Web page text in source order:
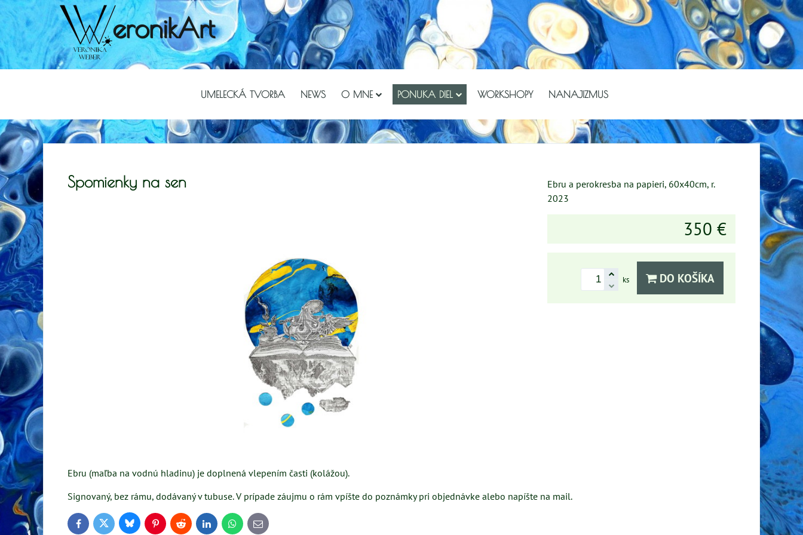
eronikArt
UMELECKÁ TVORBA NEWS O MNE PONUKA DIEL WORKSHOPY NANAJIZMUS
Spomienky na sen
Ebru a perokresba na papieri, 60x40cm, r.
2023
350 €
ks DO KOŠÍKA
Ebru (maľba na vodnú hladinu) je doplnená vlepením časti (kolážou).
Signovaný, bez rámu, dodávaný v tubuse. V prípade záujmu o rám vpíšte do poznámky pri objednávke alebo napíšte na mail.
FacebookTwitter BlueskyPinterestReddit LinkedInWhatsApp
E-